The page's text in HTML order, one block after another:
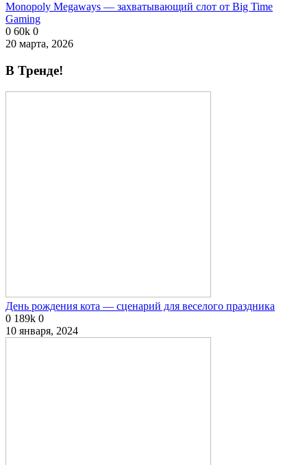
Monopoly Megaways — захватывающий слот от Big Time
Gaming
0 60k 0
20 марта, 2026
В Тренде!
День рождения кота — сценарий для веселого праздника
0 189k 0
10 января, 2024